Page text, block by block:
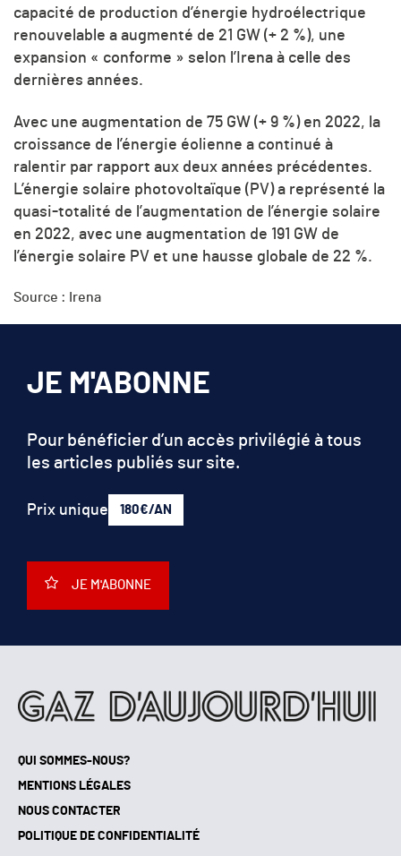
capacité de production d’énergie hydroélectrique
renouvelable a augmenté de 21 GW (+ 2 %), une
expansion « conforme » selon l’Irena à celle des
dernières années.
Avec une augmentation de 75 GW (+ 9 %) en 2022, la
croissance de l’énergie éolienne a continué à
ralentir par rapport aux deux années précédentes.
L’énergie solaire photovoltaïque (PV) a représenté la
quasi-totalité de l’augmentation de l’énergie solaire
en 2022, avec une augmentation de 191 GW de
l’énergie solaire PV et une hausse globale de 22 %.
Source : Irena
QUI SOMMES-NOUS?
MENTIONS LÉGALES
NOUS CONTACTER
POLITIQUE DE CONFIDENTIALITÉ
JE M'ABONNE
Pour bénéficier d’un accès privilégié à tous
les articles publiés sur site.
Prix unique 180€/AN
JE M'ABONNE